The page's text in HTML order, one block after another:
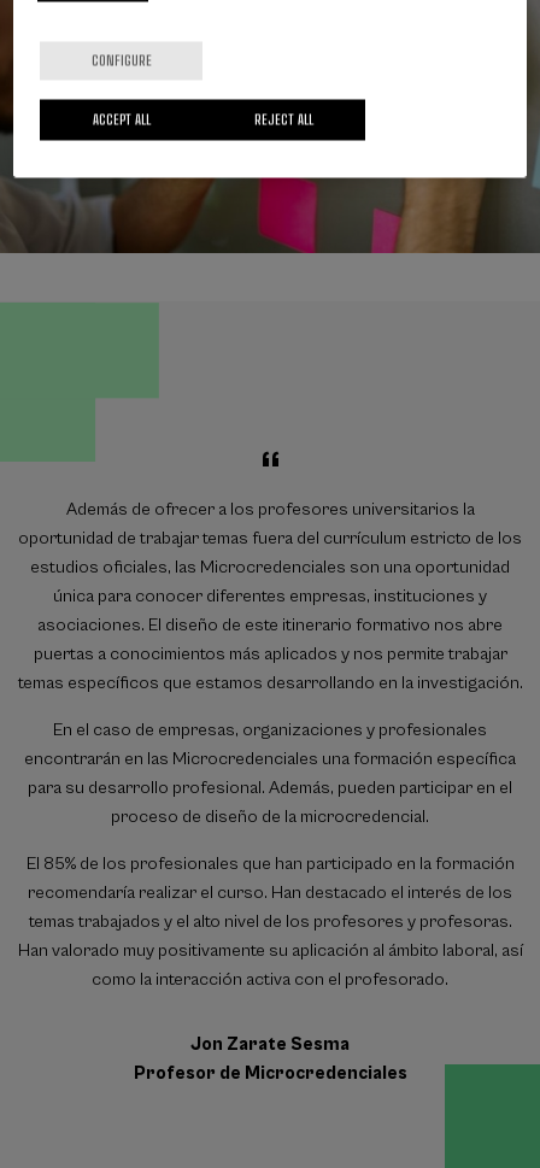
Además de ofrecer a los profesores universitarios la
oportunidad de trabajar temas fuera del currículum estricto de los
estudios oficiales, las Microcredenciales son una oportunidad
única para conocer diferentes empresas, instituciones y
asociaciones. El diseño de este itinerario formativo nos abre
puertas a conocimientos más aplicados y nos permite trabajar
temas específicos que estamos desarrollando en la investigación.
En el caso de empresas, organizaciones y profesionales
encontrarán en las Microcredenciales una formación específica
para su desarrollo profesional. Además, pueden participar en el
proceso de diseño de la microcredencial.
El 85% de los profesionales que han participado en la formación
recomendaría realizar el curso. Han destacado el interés de los
temas trabajados y el alto nivel de los profesores y profesoras.
Han valorado muy positivamente su aplicación al ámbito laboral, así
como la interacción activa con el profesorado.
Jon Zarate Sesma
Profesor de Microcredenciales
CONFIGURE
REJECT ALL
ACCEPT ALL